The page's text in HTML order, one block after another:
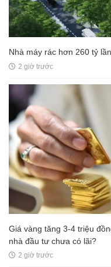
Nhà máy rác hơn 260 tỷ
2 giờ trước
Giá vàng tăng 3-4 triệu
nhà đầu tư chưa có lãi?
2 giờ trước